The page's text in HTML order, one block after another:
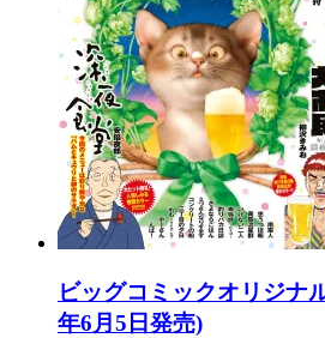
ビッグコミックオリジナ
年6月5日発売)